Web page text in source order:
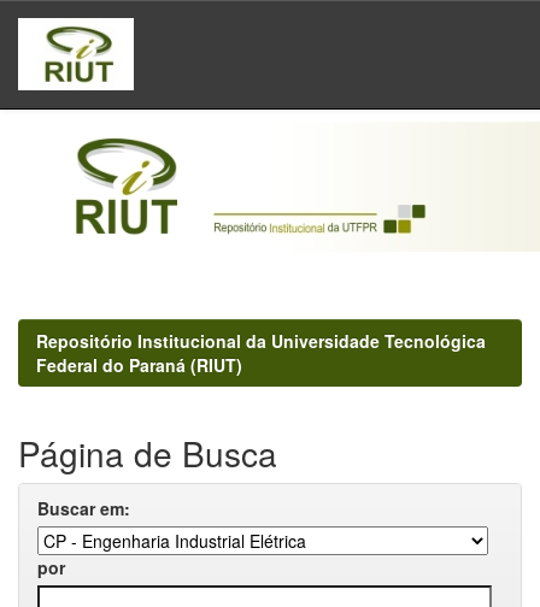
Skip
navigation
Repositório Institucional da Universidade Tecnológica
Federal do Paraná (RIUT)
Página de Busca
Buscar em:
por